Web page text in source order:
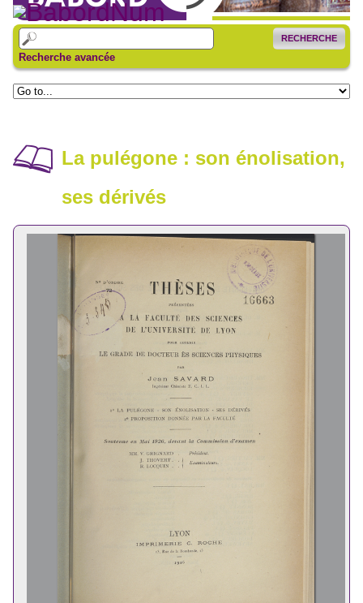
RECHERCHE
Recherche avancée
La pulégone : son énolisation,
ses dérivés